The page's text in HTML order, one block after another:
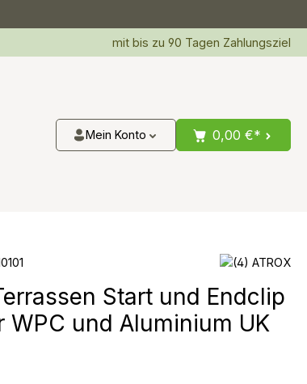
mit bis zu 90 Tagen Zahlungsziel
Mein Konto 0,00 €*
Start und Endclip
WPC und Aluminium UK